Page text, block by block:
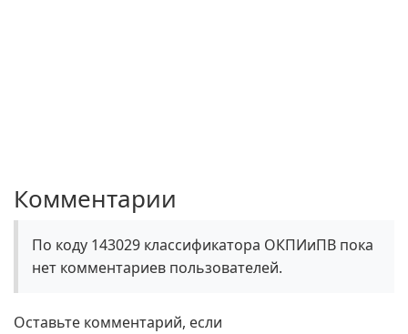
Комментарии
По коду 143029 классификатора ОКПИиПВ пока
нет комментариев пользователей.
Оставьте комментарий, если